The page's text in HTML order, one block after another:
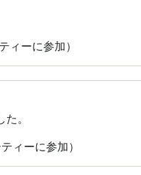
ーに参加）
。
ィーに参加）